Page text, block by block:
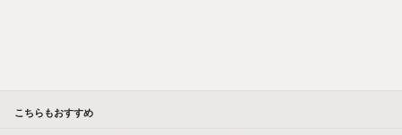
こちらもおすすめ